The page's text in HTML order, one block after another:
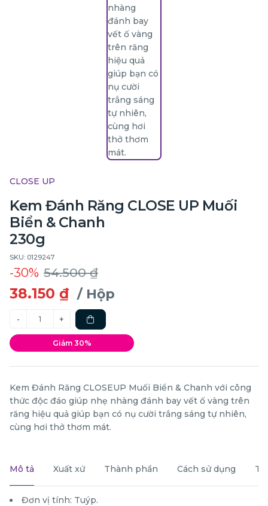
CLOSE UP
Kem Đánh Răng CLOSE UP Muối
Biển & Chanh
230g
SKU: 0129247
-30% 54.500 ₫
38.150 ₫ / Hộp
Giảm 30%
Kem Đánh Răng CLOSEUP Muối Biển & Chanh với công
thức độc đáo giúp nhẹ nhàng đánh bay vết ố vàng trên
răng hiệu quả giúp bạn có nụ cười trắng sáng tự nhiên,
cùng hơi thở thơm mát.
Mô tả Xuất xứ Thành phần Cách sử dụng
Đơn vị tính: Tuýp.